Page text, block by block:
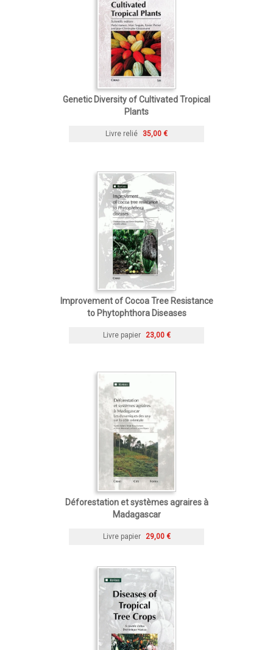
Genetic Diversity of Cultivated Tropical
Plants
Livre relié 35,00 €
Improvement of Cocoa Tree Resistance
to Phytophthora Diseases
Livre papier 23,00 €
Déforestation et systèmes agraires à
Madagascar
Livre papier 29,00 €